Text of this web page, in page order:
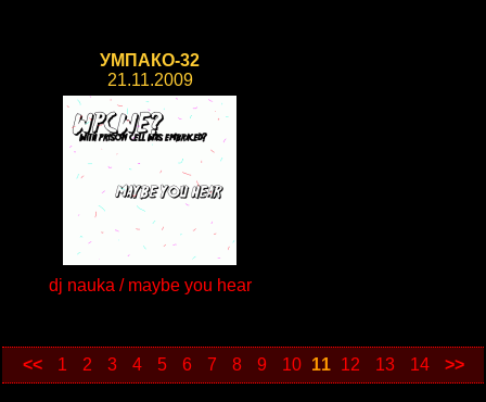
УМПАКО-32
21.11.2009
dj nauka / maybe you hear
<< 1 2 3 4 5 6 7 8 9 10 11 12 13 14 >>